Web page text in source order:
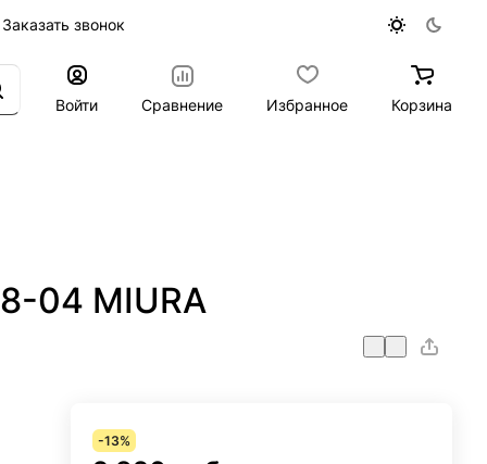
Заказать звонок
Войти Сравнение Избранное Корзина
04 MIURA
-13%